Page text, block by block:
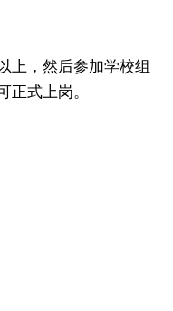
上，然后参加学校组
正式上岗。